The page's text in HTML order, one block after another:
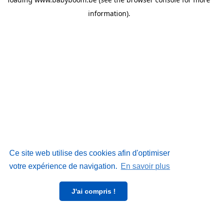
Ce site web utilise des cookies afin d'optimiser
votre expérience de navigation. En savoir plus
J'ai compris !
information).